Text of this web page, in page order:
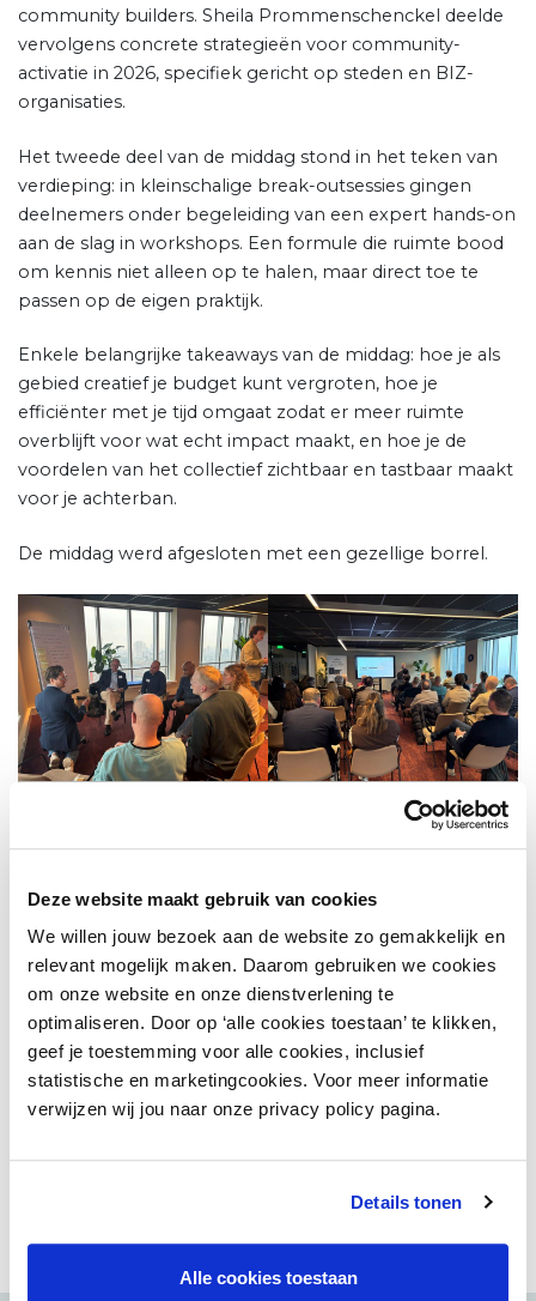
Deze website maakt gebruik van cookies
We willen jouw bezoek aan de website zo gemakkelijk en
relevant mogelijk maken. Daarom gebruiken we cookies
om onze website en onze dienstverlening te
optimaliseren. Door op ‘alle cookies toestaan’ te klikken,
geef je toestemming voor alle cookies, inclusief
statistische en marketingcookies. Voor meer informatie
verwijzen wij jou naar onze privacy policy pagina.
Details tonen
Alle cookies toestaan
community builders. Sheila Prommenschenckel deelde
vervolgens concrete strategieën voor community-
activatie in 2026, specifiek gericht op steden en BIZ-
organisaties.
Het tweede deel van de middag stond in het teken van
verdieping: in kleinschalige break-outsessies gingen
deelnemers onder begeleiding van een expert hands-on
aan de slag in workshops. Een formule die ruimte bood
om kennis niet alleen op te halen, maar direct toe te
passen op de eigen praktijk.
Enkele belangrijke takeaways van de middag: hoe je als
gebied creatief je budget kunt vergroten, hoe je
efficiënter met je tijd omgaat zodat er meer ruimte
overblijft voor wat echt impact maakt, en hoe je de
voordelen van het collectief zichtbaar en tastbaar maakt
voor je achterban.
De middag werd afgesloten met een gezellige borrel.